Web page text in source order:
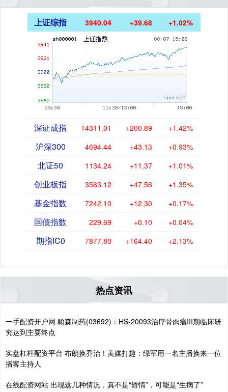
上证综指 3940.04 +39.68 +1.02%
深证成指 14311.01 +200.89 +1.42%
沪深300 4694.44 +43.13 +0.93%
北证50 1134.24 +11.37 +1.01%
创业板指 3563.12 +47.56 +1.35%
基金指数 7242.10 +12.30 +0.17%
国债指数 229.69 +0.10 +0.04%
期指IC0 7877.80 +164.40 +2.13%
热点资讯
一手配资开户网 翰森制药(03692)：HS-20093治疗骨肉瘤III期临床研
究达到主要终点
实盘杠杆配资平台 布朗换乔治！美媒打趣：绿军用一名主播换来一位
播客主持人
在线配资网站 出现这几种情况，真不是“矫情”，可能是“生病了”